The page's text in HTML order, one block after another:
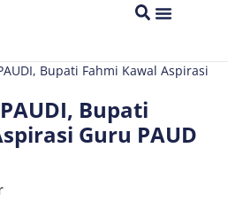
Bupati Fahmi Kawal Aspirasi
Bupati
Guru PAUD